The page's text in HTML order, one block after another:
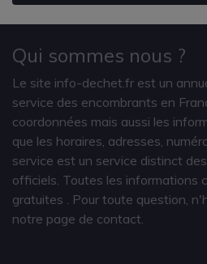
Qui sommes nous ?
Le site info-dechet.fr est un
service des encombrants en
coordonnées mais aussi les
que les horaires, adresses,
service est un service distinct
officiels. Toutes les informations
gratuites
. Pour toute question,
notre page de contact.